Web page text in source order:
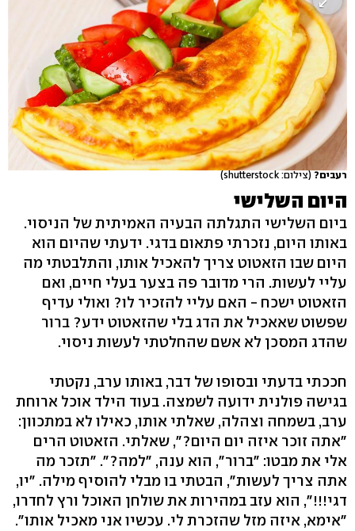
רעבים? (צילום: shutterstock)
היום השלישי
ביום השלישי התגלתה הבעיה האמיתית של הניסוי.
באותו היום, נזכרתי פתאום בדגי. ידעתי שהיום הוא
היום שבו הזאטוט צריך להאכיל אותו, והתלבטתי מה
עליי לעשות. הרי מדובר פה בצער בעלי חיים, ואם
הזאטוט ישכח - האם עליי להזכיר לו? ואולי עדיף
שפשוט שאאכיל את הדג בלי שהזאטוט ידע? ברור
שהדג המסכן לא אשם שהחלטתי לעשות ניסוי.
חככתי בדעתי ובסופו של דבר, באותו ערב, נקטתי
בגישה פולנית ידועה לשמצה. בעוד הילד אוכל ארוחת
ערב, בשמחה וצהלה, שאלתי אותו, כאילו לא במתכוון:
"אתה זוכר איזה יום היום?", שאלתי. הזאטוט הרים
אלי את מבטו: "ברור", הוא ענה, "למה?". "תזכר מה
אתה צריך לעשות", הבטתי בו מבלי להוסיף מילה. "יו,
דגי!!!", הוא עזב במהירות את שולחן האוכל ורץ לחדרו,
"אימא, איזה מזל שהזכרת לי. עכשיו אני מאכיל אותו".